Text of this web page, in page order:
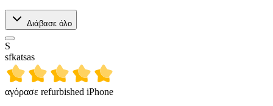
Διάβασε όλο
S
sfkatsas
αγόρασε refurbished iPhone